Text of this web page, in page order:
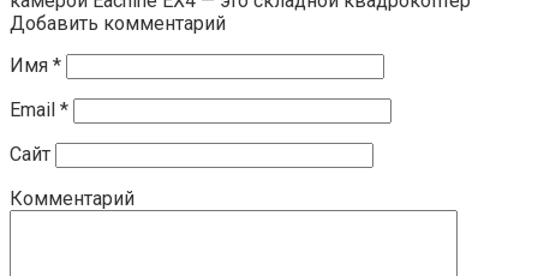
Добавить комментарий
Имя *
Email *
Сайт
Комментарий